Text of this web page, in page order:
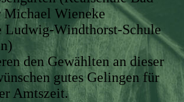
Wieneke
Ludwig-Windthorst-Schule
den Gewählten an dieser
gutes Gelingen für
Amtszeit.